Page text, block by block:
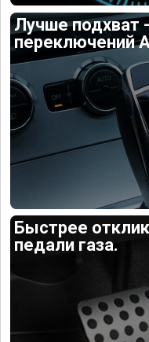
Лучше подхват
переключений
Быстрее
педали газа.